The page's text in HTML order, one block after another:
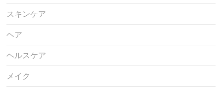
スキンケア
ヘア
ヘルスケア
メイク